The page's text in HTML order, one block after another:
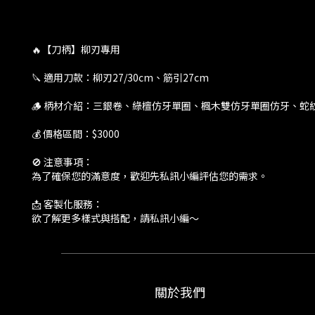
🔥【刀柄】柳刃專用
🔪 適用刀款：柳刃27/30cm、筋引27cm
🪵 柄材介紹：三銀卷、綠檀仿牙單圈、楓木雙仿牙單圈仿牙、蛇
💰 價格區間：$3000
🚫 注意事項：
為了確保您的滿意度，歡迎先私訊小編評估您的需求。
📩 客製化服務：
欲了解更多樣式與搭配，請私訊小編～
關於我們